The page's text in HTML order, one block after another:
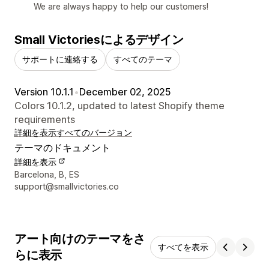
We are always happy to help our customers!
Small Victoriesによるデザイン
サポートに連絡する すべてのテーマ
Version 10.1.1 •December 02, 2025
Colors 10.1.2, updated to latest Shopify theme
requirements
詳細を表示すべてのバージョン
テーマのドキュメント
詳細を表示
デザイナーの連絡先情報
Barcelona, B, ES
support@smallvictories.co
アート向けのテーマをさ
らに表示
すべてを表示